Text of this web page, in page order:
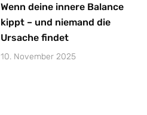
Wenn deine innere Balance
kippt – und niemand die
Ursache findet
10. November 2025